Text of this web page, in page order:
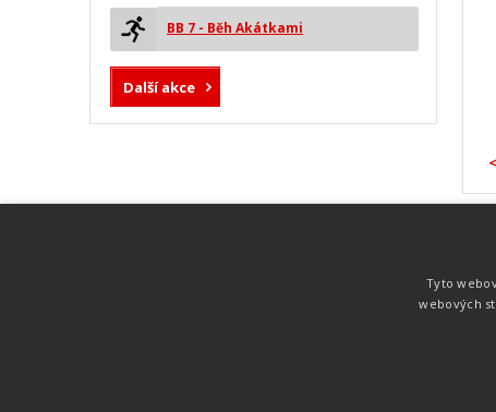
BB 7 - Běh Akátkami
Další akce
technologie od společnosti MYLAPS. Tato
technologie je používána na olympijských
Tyto
webových